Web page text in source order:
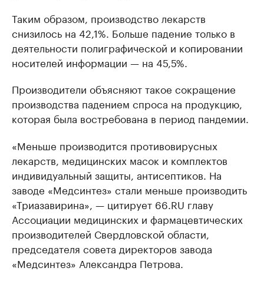
Таким образом, производство лекарств
снизилось на 42,1%. Больше падение только в
деятельности полиграфической и копировании
носителей информации — на 45,5%.
Производители объясняют такое сокращение
производства падением спроса на продукцию,
которая была востребована в период пандемии.
«Меньше производится противовирусных
лекарств, медицинских масок и комплектов
индивидуальный защиты, антисептиков. На
заводе «Медсинтез» стали меньше производить
«Триазавирина», — цитирует 66.RU главу
Ассоциации медицинских и фармацевтических
производителей Свердловской области,
председателя совета директоров завода
«Медсинтез» Александра Петрова.